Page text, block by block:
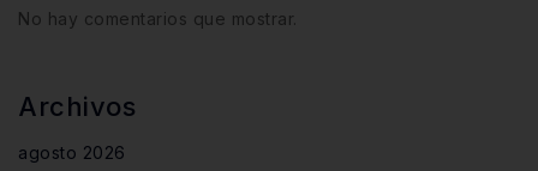
No hay comentarios que mostrar.
Archivos
agosto 2026